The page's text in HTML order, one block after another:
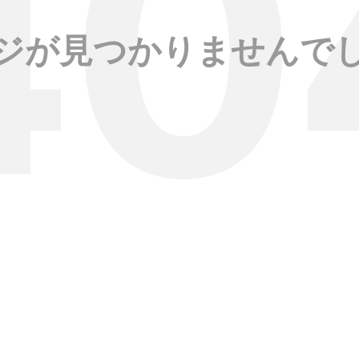
が見つかりませんで